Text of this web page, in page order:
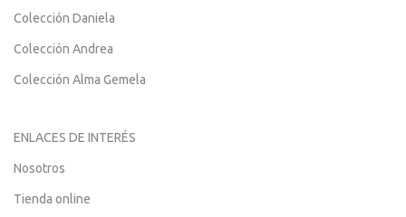
Colección Daniela
Colección Andrea
Colección Alma Gemela
ENLACES DE INTERÉS
Nosotros
Tienda online